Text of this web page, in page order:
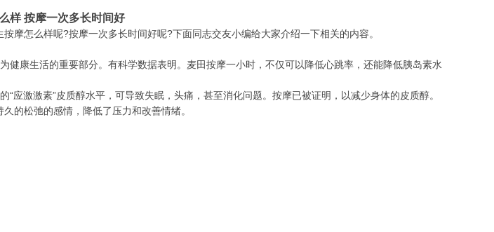
样 按摩一次多长时间好
摩怎么样呢?按摩一次多长时间好呢?下面同志交友小编给大家介绍一下相关的内容。
康生活的重要部分。有科学数据表明。麦田按摩一小时，不仅可以降低心跳率，还能降低胰岛素水
激激素”皮质醇水平，可导致失眠，头痛，甚至消化问题。按摩已被证明，以减少身体的皮质醇。
的松弛的感情，降低了压力和改善情绪。